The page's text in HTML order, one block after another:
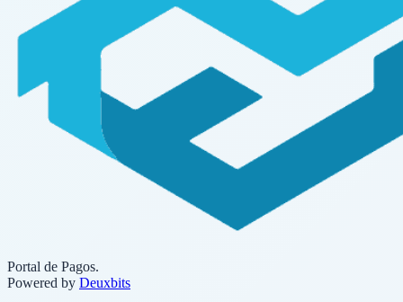
Portal de Pagos.
Powered by Deuxbits